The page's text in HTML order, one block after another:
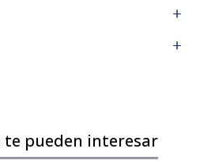
te pueden interesar